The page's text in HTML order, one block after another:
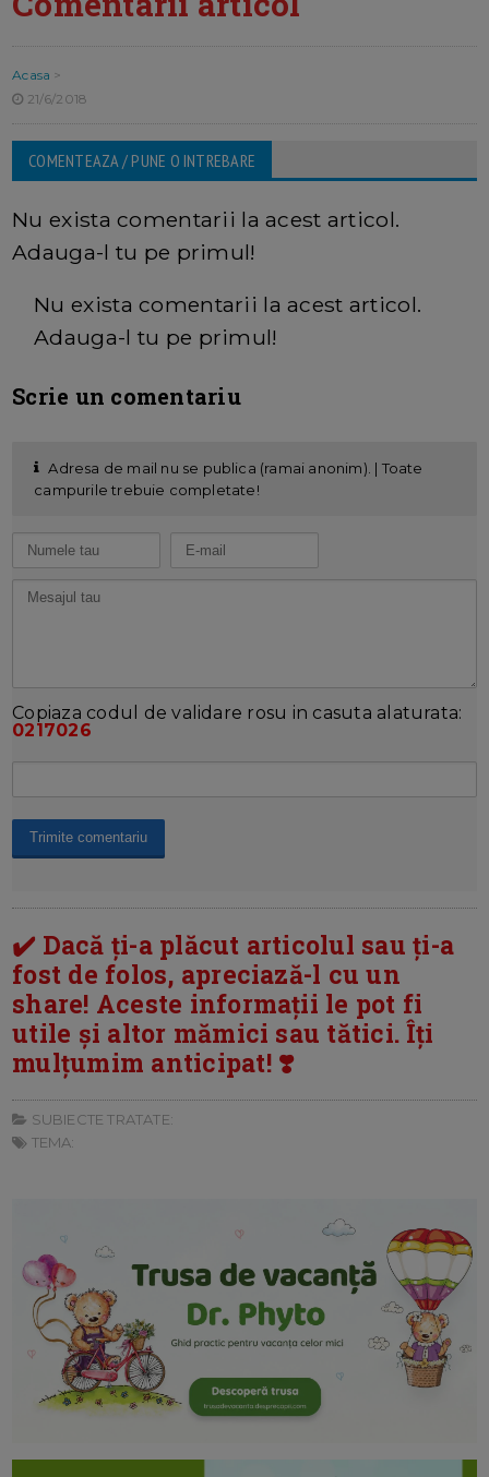
Acasa >
21/6/2018
COMENTEAZA / PUNE O INTREBARE
Nu exista comentarii la acest articol.
Adauga-l tu pe primul!
Nu exista comentarii la acest articol.
Adauga-l tu pe primul!
Scrie un comentariu
Adresa de mail nu se publica (ramai anonim). | Toate
campurile trebuie completate!
Copiaza codul de validare rosu in casuta alaturata:
0217026
✔️ Dacă ți-a plăcut articolul sau ți-a
fost de folos, apreciază-l cu un
share! Aceste informații le pot fi
utile și altor mămici sau tătici. Îți
mulțumim anticipat! ❣️
SUBIECTE TRATATE:
TEMA: